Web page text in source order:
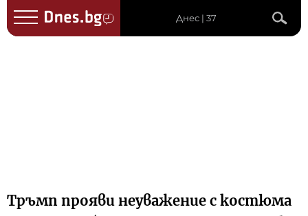
Днес | 37
Тръмп прояви неуважение с костюма